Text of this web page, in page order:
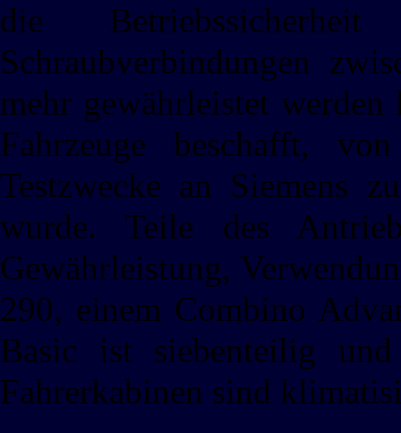
die
Schraubverbindungen
mehr gewährleistet
Fahrzeuge beschafft,
Testzwecke an Siemens
wurde. Teile des
Gewährleistung,
290, einem Combino
Basic ist siebenteilig
Fahrerkabinen sind